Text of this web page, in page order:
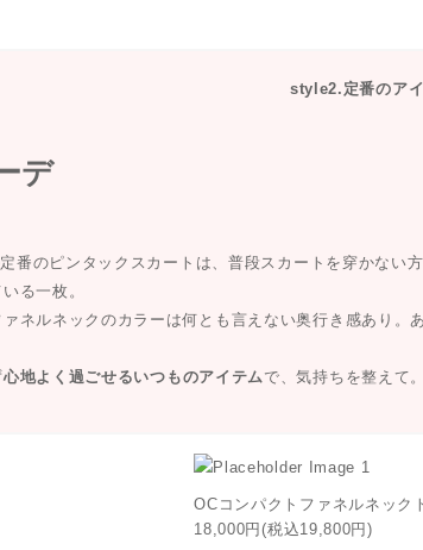
style2.定番のア
番のピンタックスカートは、普段スカートを穿かない方
る一枚。
ネルネックのカラーは何とも言えない奥行き感あり。
心地よく過ごせるいつものアイテムで、気持ちを整えて。
OCコンパクトファネルネック
18,000円(税込19,800円)